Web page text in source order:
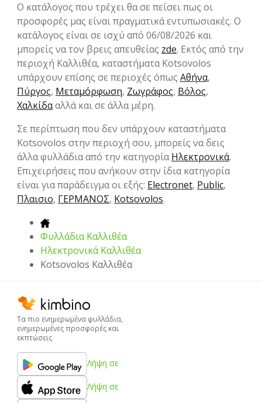
Ο κατάλογος που τρέχει θα σε πείσει πως οι
προσφορές μας είναι πραγματικά εντυπωσιακές. Ο
κατάλογος είναι σε ισχύ από 06/08/2026 και
μπορείς να τον βρεις απευθείας zde. Εκτός από την
περιοχή Καλλιθέα, καταστήματα Kotsovolos
υπάρχουν επίσης σε περιοχές όπως Αθήνα,
Πύργος, Μεταμόρφωση, Ζωγράφος, Βόλος,
Χαλκίδααλλά και σε άλλα μέρη.
Σε περίπτωση που δεν υπάρχουν καταστήματα
Kotsovolos στην περιοχή σου, μπορείς να δεις
άλλα φυλλάδια από την κατηγορίαHλεκτρονικά.
Επιχειρήσεις που ανήκουν στην ίδια κατηγορία
είναι για παράδειγμα οι εξής: Electronet, Public,
Πλαισιο, ΓΕΡΜΑΝΟΣ, Kotsovolos.
Φυλλάδια Καλλιθέα
Hλεκτρονικά Καλλιθέα
Kotsovolos Καλλιθέα
Τα πιο ενημερωμένα φυλλάδια,
ενημερωμένες προσφορές και
εκπτώσεις
Λήψη σε
Λήψη σε